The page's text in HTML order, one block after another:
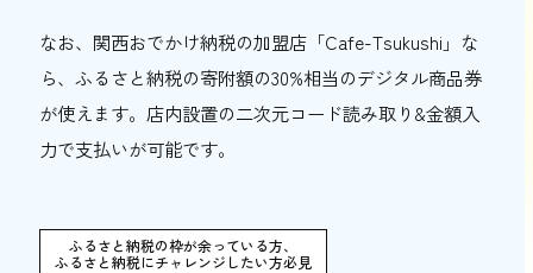
なお、関西おでかけ納税の加盟店「Cafe-Tsukushi」な
ら、ふるさと納税の寄附額の30%相当のデジタル商品券
が使えます。店内設置の二次元コード読み取り&金額入
力で支払いが可能です。
ふるさと納税の枠が余っている方、
ふるさと納税にチャレンジしたい方必見